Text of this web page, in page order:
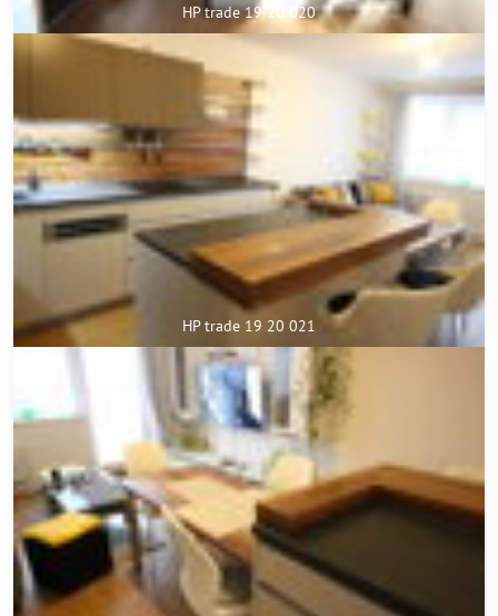
HP trade 19 20 020
HP trade 19 20 021